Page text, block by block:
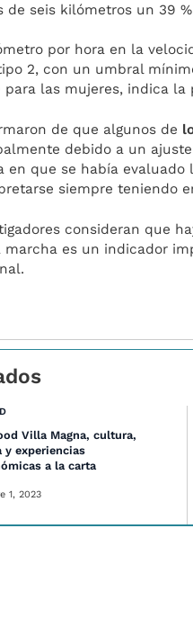
de seis kilómetros un 39
por hora en la
2, con un umbral
para las mujeres, indica la
de que algunos de
debido a un
en que se había
siempre teniendo
consideran que
es un indicador
Villa Magna, cultura,
y experiencias
a la carta
1, 2023